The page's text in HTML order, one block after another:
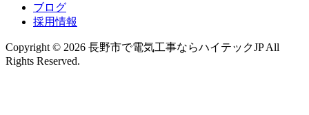
ブログ
採用情報
Copyright © 2026 長野市で電気工事ならハイテックJP All
Rights Reserved.